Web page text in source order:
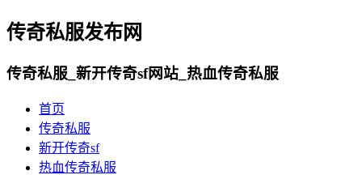
传奇私服发布网
传奇私服_新开传奇sf网站_热血传奇私服
首页
传奇私服
新开传奇sf
热血传奇私服